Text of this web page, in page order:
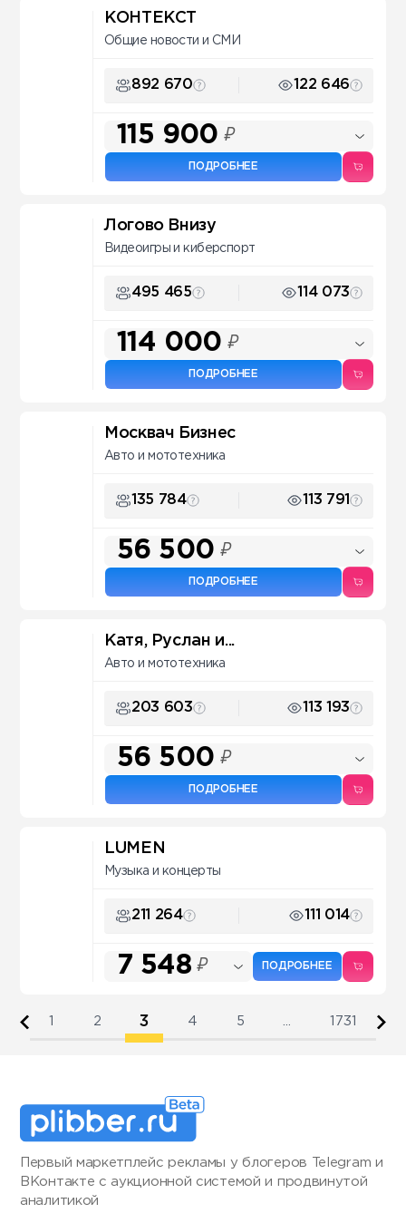
КОНТЕКСТ
Общие новости и СМИ
892 670 122 646
115 900 ₽
ПОДРОБНЕЕ
Логово Внизу
Видеоигры и киберспорт
495 465 114 073
114 000 ₽
ПОДРОБНЕЕ
Москвач Бизнес
Авто и мототехника
135 784 113 791
56 500 ₽
ПОДРОБНЕЕ
Катя, Руслан и...
Авто и мототехника
203 603 113 193
56 500 ₽
ПОДРОБНЕЕ
LUMEN
Музыка и концерты
211 264 111 014
7 548 ₽ ПОДРОБНЕЕ
2 3 4 5 1731
Первый маркетплейс рекламы у блогеров Telegram и
ВКонтакте с аукционной системой и продвинутой
аналитикой